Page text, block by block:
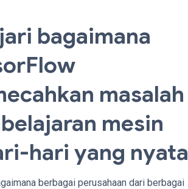
bagaimana
masalah
mesin
hari yang nyata
berbagai perusahaan dari berbagai